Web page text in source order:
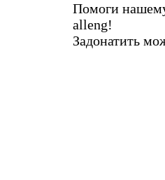
Помоги
alleng!
Задонатить